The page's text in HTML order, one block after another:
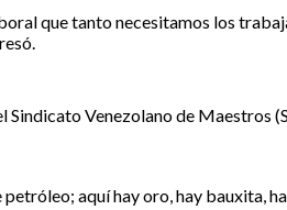
que tanto necesitamos los
Venezolano de Maestros
aquí hay oro, hay bauxita,